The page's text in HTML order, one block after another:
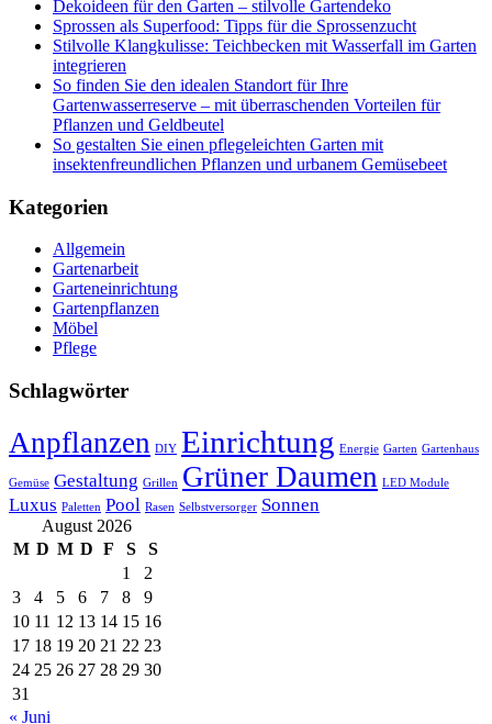
Dekoideen für den Garten – stilvolle Gartendeko
Sprossen als Superfood: Tipps für die Sprossenzucht
Stilvolle Klangkulisse: Teichbecken mit Wasserfall im Garten
integrieren
So finden Sie den idealen Standort für Ihre
Gartenwasserreserve – mit überraschenden Vorteilen für
Pflanzen und Geldbeutel
So gestalten Sie einen pflegeleichten Garten mit
insektenfreundlichen Pflanzen und urbanem Gemüsebeet
Kategorien
Allgemein
Gartenarbeit
Garteneinrichtung
Gartenpflanzen
Möbel
Pflege
Schlagwörter
Anpflanzen DIY Einrichtung Energie Garten Gartenhaus
Gemüse Gestaltung Grillen Grüner Daumen LED Module
Luxus Paletten Pool Rasen Selbstversorger Sonnen
August 2026
M D M D F S
S
1
2
3
4 5 6 7 8
9
10 11 12 13 14 15 16
17 18 19 20 21 22 23
24 25 26 27 28 29 30
31
« Juni